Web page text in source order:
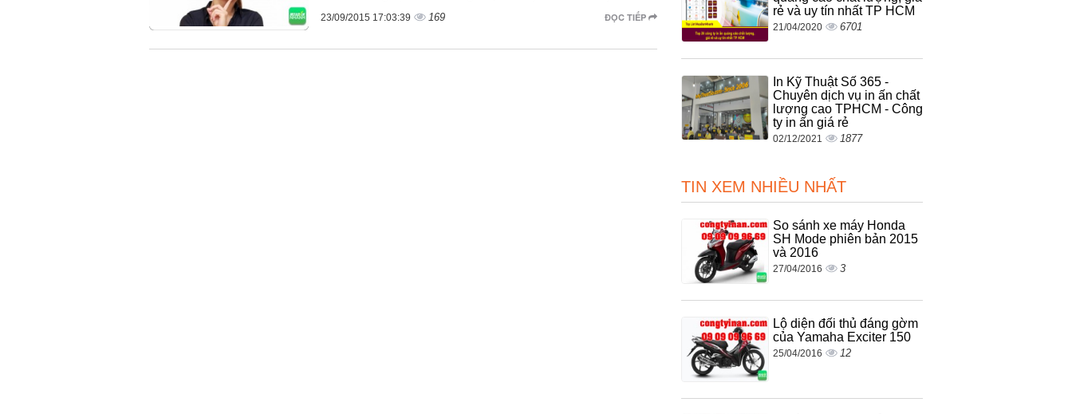
ĐỌC TIẾP
23/09/2015 17:03:39 169
rẻ và uy tín nhất TP HCM
21/04/2020 6701
In Kỹ Thuật Số 365 -
Chuyên dịch vụ in ấn chất
lượng cao TPHCM - Công
ty in ấn giá rẻ
02/12/2021 1877
TIN XEM NHIỀU NHẤT
So sánh xe máy Honda
SH Mode phiên bản 2015
và 2016
27/04/2016 3
Lộ diện đối thủ đáng gờm
của Yamaha Exciter 150
25/04/2016 12